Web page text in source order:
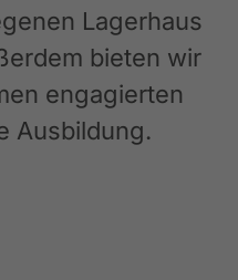
Lagerhaus
bieten wir
engagierten
Ausbildung.